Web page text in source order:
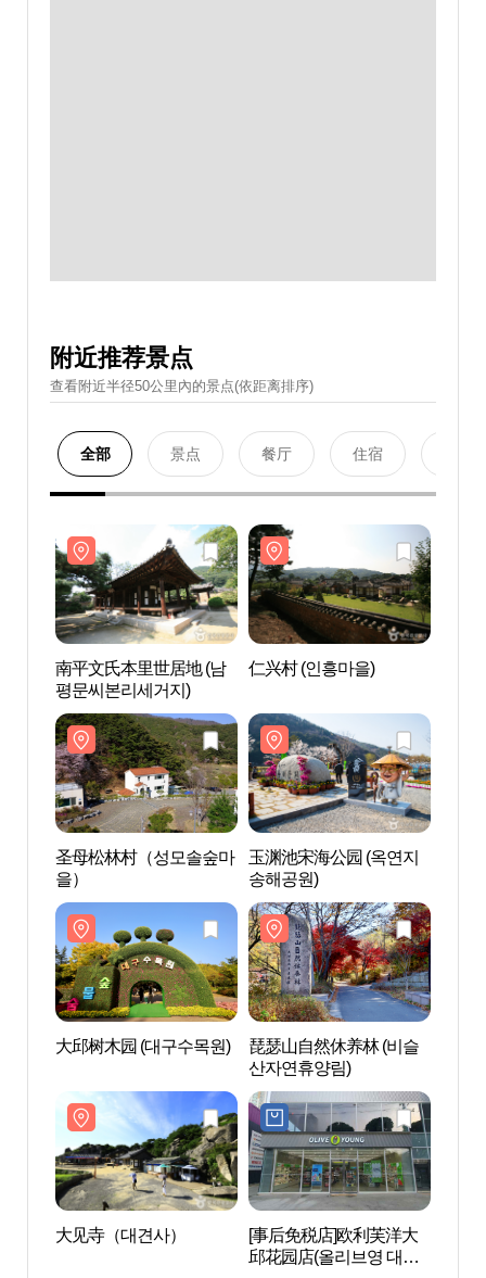
附近推荐景点
查看附近半径50公里內的景点(依距离排序)
全部 景点 餐厅 住宿
南平文氏本里世居地 (남
평문씨본리세거지)
仁兴村 (인흥마을)
圣母松林村（성모솔숲마
을）
玉渊池宋海公园 (옥연지
송해공원)
大邱树木园 (대구수목원)
琵瑟山自然休养林 (비슬
산자연휴양림)
大见寺（대견사）
[事后免税店]欧利芙洋大
邱花园店(올리브영 대구